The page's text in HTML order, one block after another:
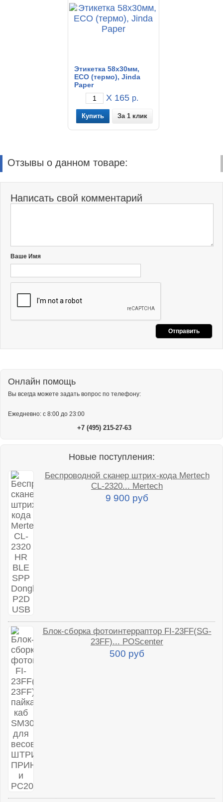
Этикетка 58x30мм,
ECO (термо), Jinda
Paper
X 165 р.
За 1 клик
Отзывы о данном товаре:
Написать свой комментарий
Ваше Имя
Онлайн помощь
Вы всегда можете задать вопрос по телефону:
Ежедневно: с 8:00 до 23:00
+7 (495) 215-27-63
Новые поступления:
Беспроводной сканер штрих-кода Mertech
CL-2320... Mertech
9 900 руб
Блок-сборка фотоинтерраптор FI-23FF(SG-
23FF)... POScenter
500 руб